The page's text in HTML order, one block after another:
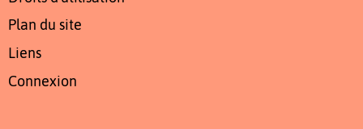
Plan du site
Liens
Connexion